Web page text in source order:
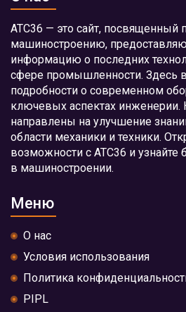
АТС36 — это сайт, посвященный
машиностроению,
информацию о последних
сфере промышленности. Здесь
подробности о современном
ключевых аспектах инженерии.
направлены на улучшение
области механики и техники.
возможности с АТС36 и узнайте
в машиностроении.
Меню
О нас
Условия использования
Политика
PIPL